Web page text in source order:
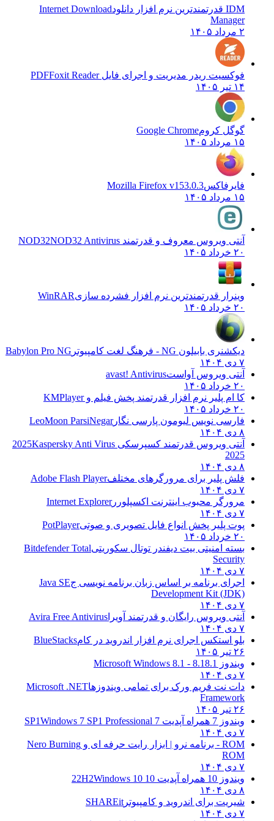
IDM قدرتمندترین نرم افزار دانلود
Internet Download
Manager
۲ مرداد ۱۴۰۵
فوکسیت ریدر مدیریت و اجرای فایل PDFFoxit Reader
۱۴ تیر ۱۴۰۵
گوگل کرومGoogle Chrome
۱۵ مرداد ۱۴۰۵
فایرفاکسMozilla Firefox v153.0.3
۱۵ مرداد ۱۴۰۵
آنتی ویروس معروف و قدرتمند NOD32 NOD32 Antivirus
۲۰ خرداد ۱۴۰۵
وینرار قدرتمندترین نرم افزار فشرده سازیWinRAR
۲۰ خرداد ۱۴۰۵
دیکشنری بابیلون NG - فرهنگ لغت کامپیوتر
Babylon Pro NG
۷ دی ۱۴۰۴
آنتی ویروس آواستavast! Antivirus
۲۰ خرداد ۱۴۰۵
کا ام پلیر نرم افزار قدرتمند پخش فیلم وKMPlayer
۲۰ خرداد ۱۴۰۵
فارسی نویس لیومون پارسی نگارLeoMoon ParsiNegar
۸ دی ۱۴۰۴
آنتی ویروس قدرتمند کسپرسکی 2025 Kaspersky Anti Virus
2025
۸ دی ۱۴۰۴
فلش پلیر برای مرورگرهای مختلفAdobe Flash Player
۷ دی ۱۴۰۴
مرورگر محبوب اینترنت اکسپلوررInternet Explorer
۷ دی ۱۴۰۴
پوت پلیر پخش انواع فایل تصویری و صوتیPotPlayer
۲۰ خرداد ۱۴۰۵
بسته امنیتی بیت دیفندر توتال سکوریتیBitdefender Total
Security
۷ دی ۱۴۰۴
اجرای برنامه بر اساس زبان برنامه نویسی جJava SE
Development Kit (JDK)
۷ دی ۱۴۰۴
آنتی ویروس رایگان و قدرتمند آویرا Avira Free Antivirus
۷ دی ۱۴۰۴
بلو استکس اجرای نرم افزار اندروید در کامBlueStacks
۲۶ تیر ۱۴۰۵
ویندوز 8.1
8.1 - Microsoft Windows 8.1
۷ دی ۱۴۰۴
دات نت فریم ورک برای تمامی ویندوزهاMicrosoft .NET
Framework
۲۶ تیر ۱۴۰۵
ویندوز 7 همراه آپدیت 7 SP1
Windows 7 SP1 Professional
۷ دی ۱۴۰۴
ROM - برنامه نرو | ابزار رایت حرفه ای و
Nero Burning
ROM
۷ دی ۱۴۰۴
ویندوز 10 همراه آپدیت 10 22H2
Windows 10
۸ دی ۱۴۰۴
شیریت برای اندروید و کامپیوتر SHAREit
۷ دی ۱۴۰۴